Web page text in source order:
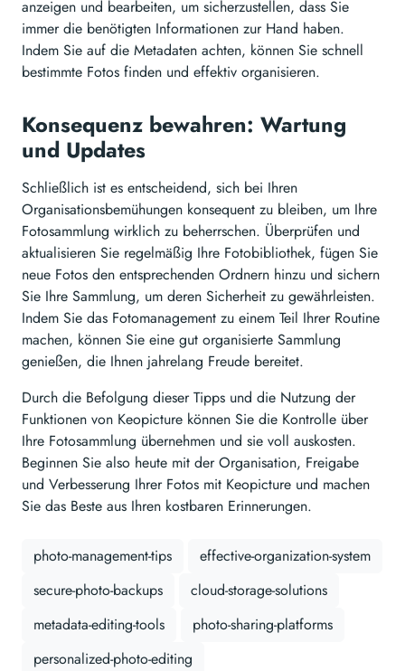
anzeigen und bearbeiten, um sicherzustellen, dass Sie
immer die benötigten Informationen zur Hand haben.
Indem Sie auf die Metadaten achten, können Sie schnell
bestimmte Fotos finden und effektiv organisieren.
Konsequenz bewahren: Wartung
und Updates
Schließlich ist es entscheidend, sich bei Ihren
Organisationsbemühungen konsequent zu bleiben, um Ihre
Fotosammlung wirklich zu beherrschen. Überprüfen und
aktualisieren Sie regelmäßig Ihre Fotobibliothek, fügen Sie
neue Fotos den entsprechenden Ordnern hinzu und sichern
Sie Ihre Sammlung, um deren Sicherheit zu gewährleisten.
Indem Sie das Fotomanagement zu einem Teil Ihrer Routine
machen, können Sie eine gut organisierte Sammlung
genießen, die Ihnen jahrelang Freude bereitet.
Durch die Befolgung dieser Tipps und die Nutzung der
Funktionen von Keopicture können Sie die Kontrolle über
Ihre Fotosammlung übernehmen und sie voll auskosten.
Beginnen Sie also heute mit der Organisation, Freigabe
und Verbesserung Ihrer Fotos mit Keopicture und machen
Sie das Beste aus Ihren kostbaren Erinnerungen.
photo-management-tips
effective-organization-system
secure-photo-backups
cloud-storage-solutions
metadata-editing-tools
photo-sharing-platforms
personalized-photo-editing